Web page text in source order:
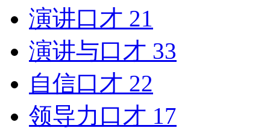
演讲口才 21
演讲与口才 33
自信口才 22
领导力口才 17